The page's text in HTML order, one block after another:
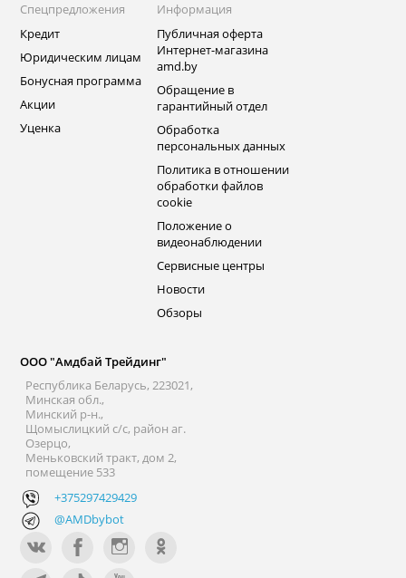
Спецпредложения
Кредит
Юридическим лицам
Бонусная программа
Акции
Уценка
Информация
Публичная оферта
Интернет-магазина
amd.by
Обращение в
гарантийный отдел
Обработка
персональных данных
Политика в отношении
обработки файлов
cookie
Положение о
видеонаблюдении
Сервисные центры
Новости
Обзоры
ООО "Амдбай Трейдинг"
Республика Беларусь, 223021,
Минская обл.,
Минский р-н.,
Щомыслицкий с/с, район аг.
Озерцо,
Меньковский тракт, дом 2,
помещение 533
+375297429429
@AMDbybot